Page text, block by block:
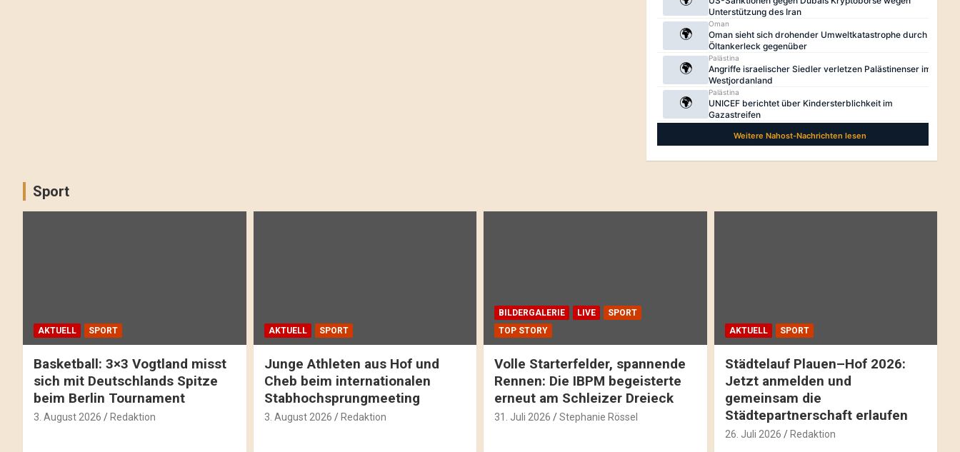
Sport
AKTUELL SPORT
Basketball: 3×3 Vogtland misst
sich mit Deutschlands Spitze
beim Berlin Tournament
3. August 2026 Redaktion
AKTUELL SPORT
Junge Athleten aus Hof und
Cheb beim internationalen
Stabhochsprungmeeting
3. August 2026 Redaktion
BILDERGALERIE LIVE
SPORT
TOP STORY
Volle Starterfelder, spannende
Rennen: Die IBPM begeisterte
erneut am Schleizer Dreieck
31. Juli 2026 Stephanie Rössel
AKTUELL SPORT
Städtelauf Plauen–Hof 2026:
Jetzt anmelden und
gemeinsam die
Städtepartnerschaft erlaufen
26. Juli 2026 Redaktion